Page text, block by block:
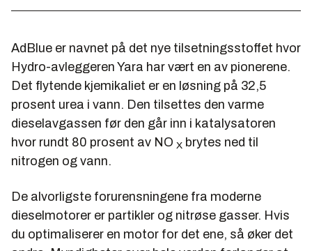
AdBlue er navnet på det nye tilsetningsstoffet hvor
Hydro-avleggeren Yara har vært en av pionerene.
Det flytende kjemikaliet er en løsning på 32,5
prosent urea i vann. Den tilsettes den varme
dieselavgassen før den går inn i katalysatoren
hvor rundt 80 prosent av NO X brytes ned til
nitrogen og vann.
De alvorligste forurensningene fra moderne
dieselmotorer er partikler og nitrøse gasser. Hvis
du optimaliserer en motor for det ene, så øker det